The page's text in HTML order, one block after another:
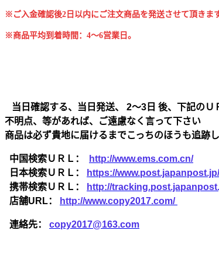
※ご入金確認後2日以内にご注文商品を発送させて頂きま
※商品平均到着時間：4～6営業日。
当日確認する、当日発送、 2～3日 後、下記の
不明点、等があれば、ご遠慮なく言って下さい
商品は必ず貴地に届けるまでこっちのほうも追跡
中国検索ＵＲＬ：
http://www.ems.com.cn/
日本検索ＵＲＬ：
https://
携帯検索ＵＲＬ：
http://
店舗URL：
http://www.copy2017.com/
連絡先： copy2017@163.com